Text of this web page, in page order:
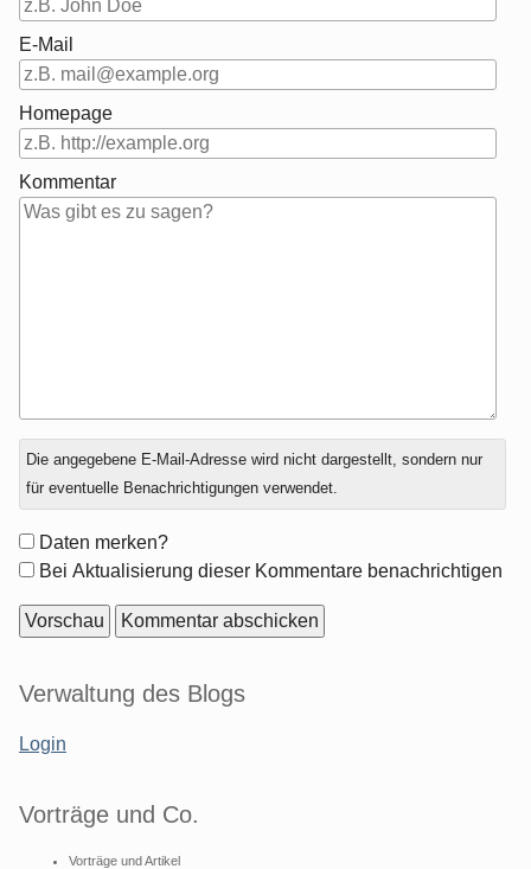
E-Mail
Homepage
Kommentar
Antwort
zu
Die angegebene E-Mail-Adresse wird nicht dargestellt, sondern nur
für eventuelle Benachrichtigungen verwendet.
Formular-
Optionen
Daten merken?
Bei Aktualisierung dieser Kommentare benachrichtigen
Seitenleiste
Verwaltung des Blogs
Login
Vorträge und Co.
Vorträge und Artikel